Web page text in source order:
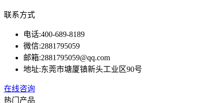
联系方式
电话:400-689-8189
微信:2881795059
邮箱:2881795059@qq.com
地址:东莞市塘厦镇新头工业区90号
在线咨询
热门产品